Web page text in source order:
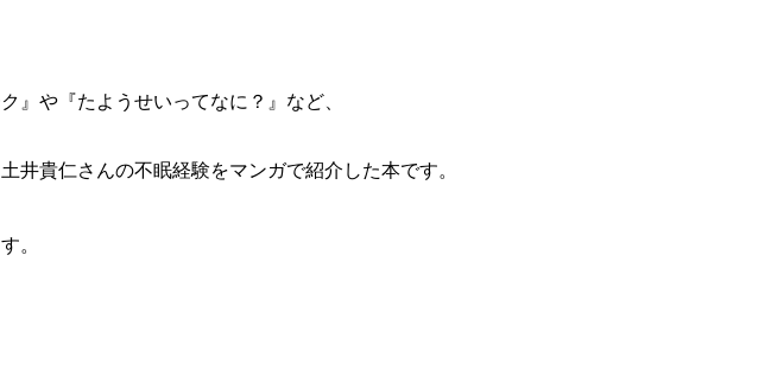
』や『たようせいってなに？』など、
貴仁さんの不眠経験をマンガで紹介した本です。
。